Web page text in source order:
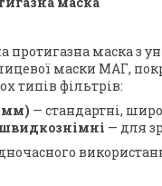
протигазна маска з
маски МАГ,
типів фільтрів:
мм) — стандартні,
— для